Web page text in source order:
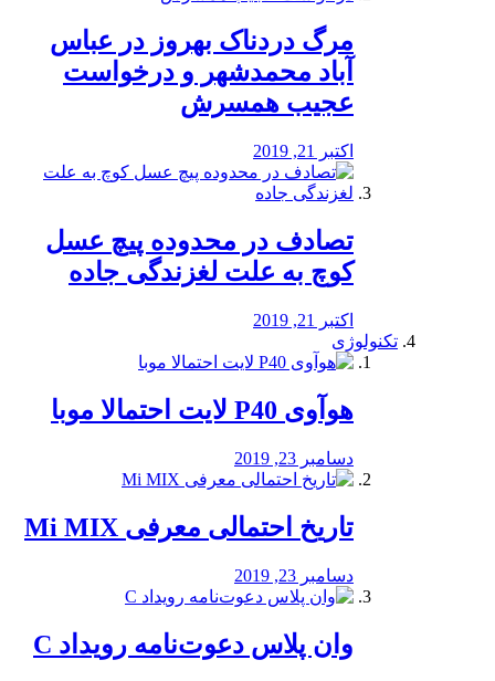
مرگ دردناک بهروز در عباس
آباد محمدشهر و درخواست
عجیب همسرش
اکتبر 21, 2019
تصادف در محدوده پیچ عسل
کوچ به علت لغزندگی جاده
اکتبر 21, 2019
تکنولوژی
هوآوی P40 لایت احتمالا موبا
دسامبر 23, 2019
تاریخ احتمالی معرفی Mi MIX
دسامبر 23, 2019
وان پلاس دعوت‌نامه رویداد C